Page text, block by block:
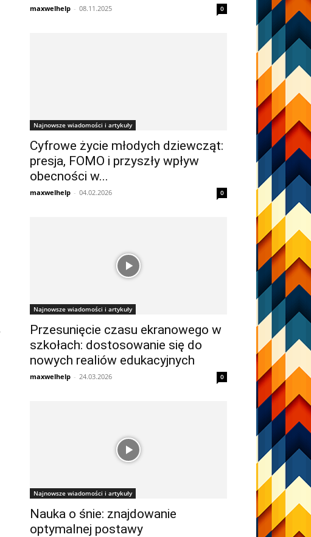
maxwelhelp - 08.11.2025 0
Najnowsze wiadomości i artykuły
Cyfrowe życie młodych dziewcząt:
presja, FOMO i przyszły wpływ
obecności w...
maxwelhelp - 04.02.2026 0
Najnowsze wiadomości i artykuły
Przesunięcie czasu ekranowego w
szkołach: dostosowanie się do
nowych realiów edukacyjnych
maxwelhelp - 24.03.2026 0
Najnowsze wiadomości i artykuły
Nauka o śnie: znajdowanie
optymalnej postawy